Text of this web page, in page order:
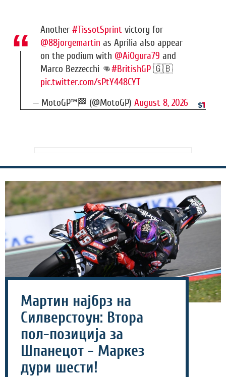
Another#TissotSprint victory for
@88jorgemartin as Aprilia also appear
on the podium with @AiOgura79 and
Marco Bezzecchi 👊#BritishGP 🇬🇧
pic.twitter.com/sPtY448CYT
— MotoGP™🏁 (@MotoGP) August 8, 2026
Мартин најбрз на
Силверстоун: Втора
пол-позиција за
Шпанецот - Маркез
дури шести!